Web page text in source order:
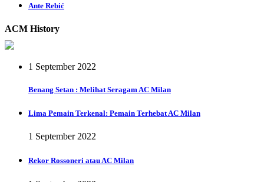
Ante Rebić
ACM History
1 September 2022
Benang Setan : Melihat Seragam AC Milan
Lima Pemain Terkenal: Pemain Terhebat AC Milan
1 September 2022
Rekor Rossoneri atau AC Milan